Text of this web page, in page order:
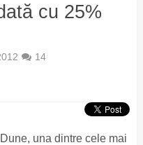
cu 25%
14
Dune, una dintre cele mai